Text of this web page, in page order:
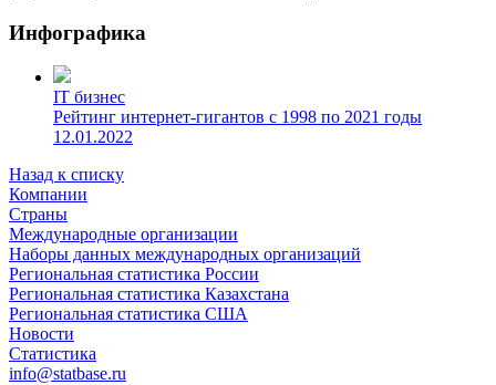
Инфографика
IT бизнес
Рейтинг интернет-гигантов с 1998 по 2021 годы
12.01.2022
Назад к списку
Компании
Страны
Международные организации
Наборы данных международных организаций
Региональная статистика России
Региональная статистика Казахстана
Региональная статистика США
Новости
Статистика
info@statbase.ru